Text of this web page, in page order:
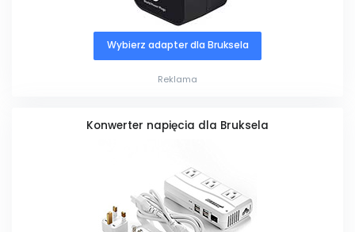
Wybierz adapter dla Bruksela
Reklama
Konwerter napięcia dla Bruksela